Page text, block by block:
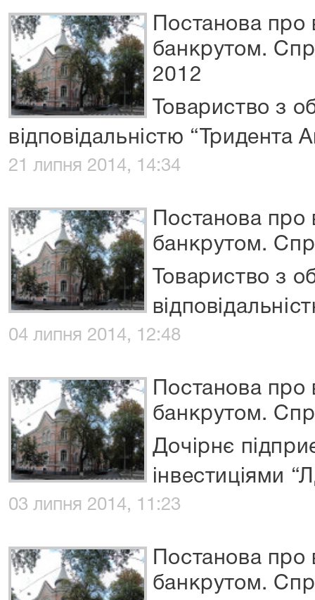
Постанова
банкрутом.
2012
Товариство з
відповідальністю “Тридента
21 липня 2014, 14:34
Постанова
банкрутом.
Товариство з
04 липня 2014, 12:48
Постанова
банкрутом.
Дочірнє
інвестиціями
03 липня 2014, 11:23
Постанова
банкрутом.